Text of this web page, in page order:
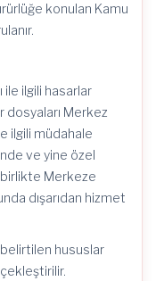
konulan Kamu
ile ilgili hasarlar
dosyaları Merkez
ilgili müdahale
ve yine özel
Merkeze
dışarıdan hizmet
hususlar